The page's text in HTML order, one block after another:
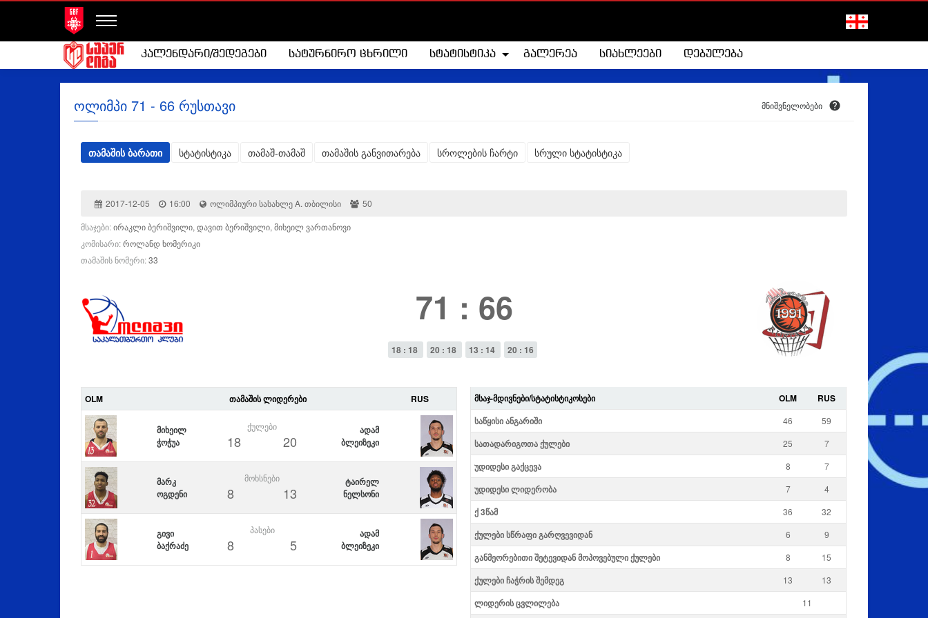
კალენდარი/შედეგები სატურნირო ცხრილი სტატისტიკა გალერეა სიახლეები დებულება
ოლიმპი 71 - 66 რუსთავი მნიშვნელობები
თამაშის ბარათი სტატისტიკა თამაშ-თამაშ თამაშის განვითარება სროლების ჩარტი სრული სტატისტიკა
2017-12-05 16:00 ოლიმპიური სასახლე A. თბილისი
50
მსაჯები:ირაკლი ბერიშვილი, დავით ბერიშვილი, მიხეილ ვართანოვი
კომისარი:როლანდ ხომერიკი
თამაშის ნომერი:33
71 : 66
18 : 18 20 : 18 13 : 14 20 : 16
OLM ᲗᲐᲛᲐᲨᲘᲡ ᲚᲘᲓᲔᲠᲔᲑᲘ RUS
მიხეილ
ჭოჭუა
ᲥᲣᲚᲔᲑᲘ
18 20
ადამ
ბლეიზეკი
მარკ
ოგდენი
ᲛᲝᲮᲡᲜᲔᲑᲘ
8 13
ტაირელ
ნელსონი
გივი
ბაქრაძე
ᲞᲐᲡᲔᲑᲘ
8 5
ადამ
ბლეიზეკი
ᲛᲡᲐᲯ-ᲛᲓᲘᲕᲜᲔᲑᲘ/ᲡᲢᲐᲢᲘᲡᲢᲘᲙᲝᲡᲔᲑᲘ OLM
RUS
საწყისი ანგარიში
46 59
სათადარიგოთა ქულები 25 7
უდიდესი გაქცევა 8 7
უდიდესი ლიდერობა 7 4
ქ 3წამ 36 32
ქულები სწრაფი გარღვევიდან 6 9
განმეორებითი შეტევიდან მოპოვებული ქულები 8 15
ქულები ჩაჭრის შემდეგ 13 13
ლიდერის ცვლილება 11